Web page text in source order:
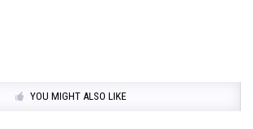
YOU MIGHT ALSO LIKE